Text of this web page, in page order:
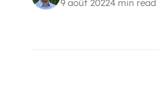
9 août 20224 min read